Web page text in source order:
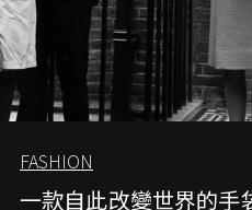
FASHION
一款自此改變世界的手